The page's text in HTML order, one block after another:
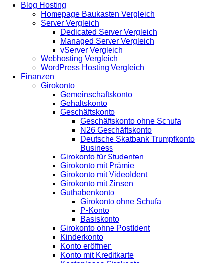
Blog Hosting
Homepage Baukasten Vergleich
Server Vergleich
Dedicated Server Vergleich
Managed Server Vergleich
vServer Vergleich
Webhosting Vergleich
WordPress Hosting Vergleich
Finanzen
Girokonto
Gemeinschaftskonto
Gehaltskonto
Geschäftskonto
Geschäftskonto ohne Schufa
N26 Geschäftskonto
Deutsche Skatbank Trumpfkonto
Business
Girokonto für Studenten
Girokonto mit Prämie
Girokonto mit VideoIdent
Girokonto mit Zinsen
Guthabenkonto
Girokonto ohne Schufa
P-Konto
Basiskonto
Girokonto ohne PostIdent
Kinderkonto
Konto eröffnen
Konto mit Kreditkarte